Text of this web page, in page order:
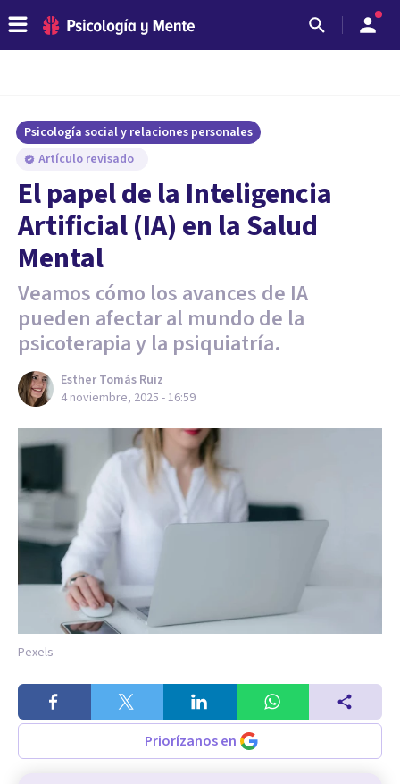
Psicología social y relaciones personales
Artículo revisado
El papel de la Inteligencia
Artificial (IA) en la Salud
Mental
Veamos cómo los avances de IA
pueden afectar al mundo de la
psicoterapia y la psiquiatría.
Esther Tomás Ruiz
4 noviembre, 2025 - 16:59
Pexels
Priorízanos en